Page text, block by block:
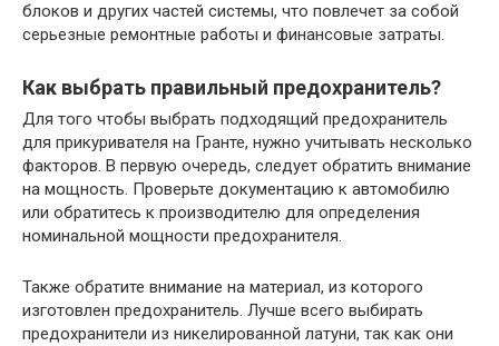
блоков и других частей системы, что повлечет за собой
серьезные ремонтные работы и финансовые затраты.
Как выбрать правильный предохранитель?
Для того чтобы выбрать подходящий предохранитель
для прикуривателя на Гранте, нужно учитывать несколько
факторов. В первую очередь, следует обратить внимание
на мощность. Проверьте документацию к автомобилю
или обратитесь к производителю для определения
номинальной мощности предохранителя.
Также обратите внимание на материал, из которого
изготовлен предохранитель. Лучше всего выбирать
предохранители из никелированной латуни, так как они